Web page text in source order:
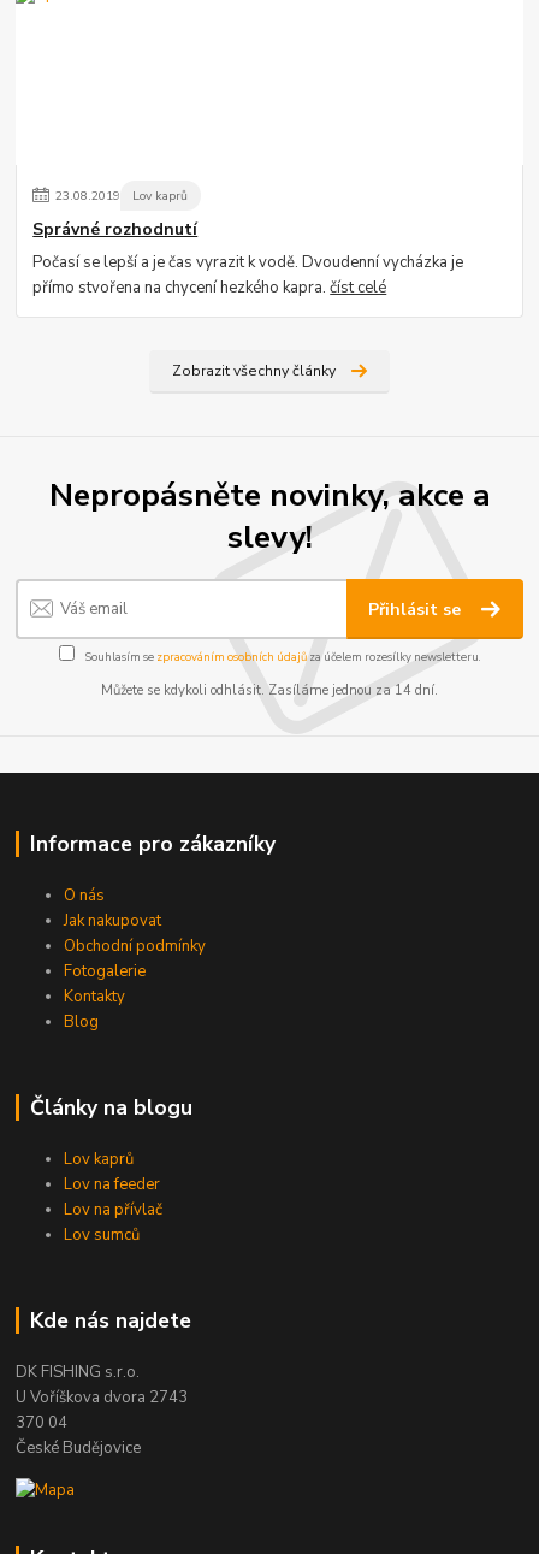
23.08.2019 Lov kaprů
Správné rozhodnutí
Počasí se lepší a je čas vyrazit k vodě. Dvoudenní vycházka je
přímo stvořena na chycení hezkého kapra.číst celé
Zobrazit všechny články
Nepropásněte novinky, akce a
slevy!
Přihlásit se
Souhlasím se zpracováním osobních údajůza účelem rozesílky newsletteru.
Můžete se kdykoli odhlásit. Zasíláme jednou za 14 dní.
Informace pro zákazníky
O nás
Jak nakupovat
Obchodní podmínky
Fotogalerie
Kontakty
Blog
Články na blogu
Lov kaprů
Lov na feeder
Lov na přívlač
Lov sumců
Kde nás najdete
DK FISHING s.r.o.
U Voříškova dvora 2743
370 04
České Budějovice